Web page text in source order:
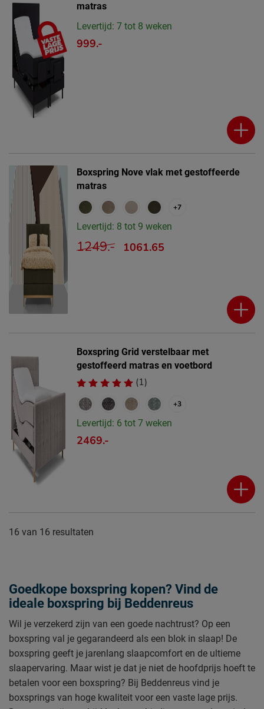
matras
Levertijd: 7 tot 8 weken
999.-
Boxspring Nove vlak met gestoffeerde
matras
+7
Levertijd: 8 tot 9 weken
1249.- 1061.65
Boxspring Grid verstelbaar met
gestoffeerd matras en voetbord
(1)
+3
Levertijd: 6 tot 7 weken
2469.-
16 van 16 resultaten
Goedkope boxspring kopen? Vind de
ideale boxspring bij Beddenreus
Wil je verzekerd zijn van een goede nachtrust? Op een
boxspring val je gegarandeerd als een blok in slaap! De
boxspring geeft je jarenlang slaapcomfort en de ultieme
slaapervaring. Maar wist je dat je niet de hoofdprijs hoeft te
betalen voor een boxspring? Bij Beddenreus vind je
boxsprings van hoge kwaliteit voor een vaste lage prijs.